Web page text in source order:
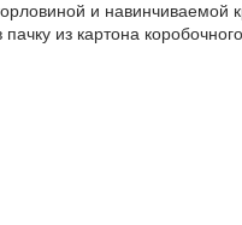
и
из кар­то­на ко­ро­боч­но­го.